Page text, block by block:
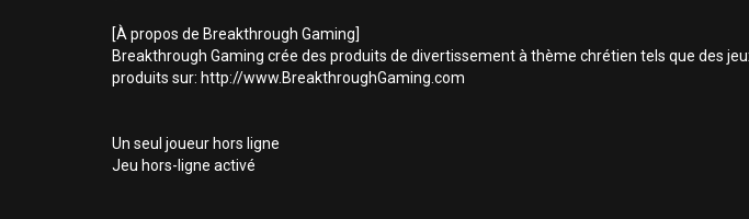
[À propos de Breakthrough Gaming]
Breakthrough Gaming crée des produits de divertissement à thème chrétien tels que des
produits sur: http://www.BreakthroughGaming.com
Un seul joueur hors ligne
Jeu hors-ligne activé